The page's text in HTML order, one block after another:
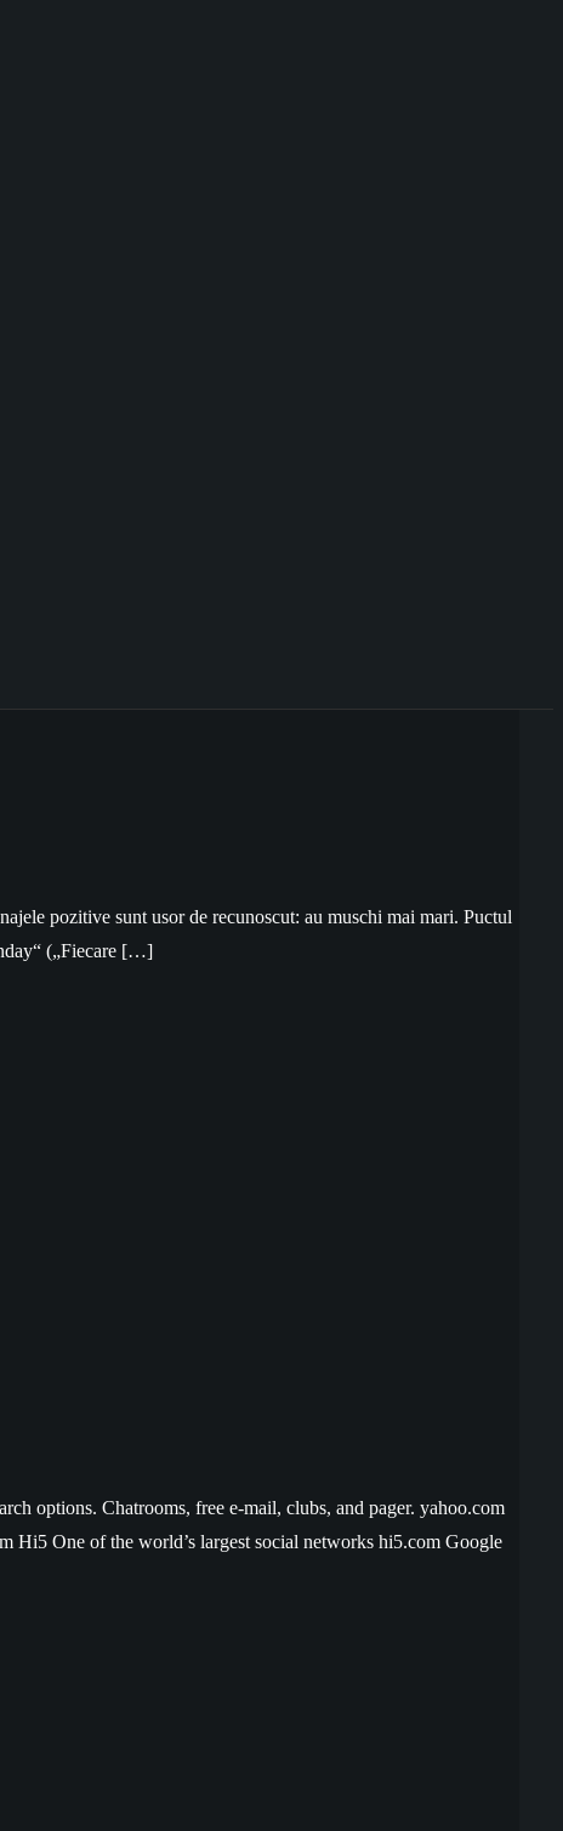
pozitive sunt usor de recunoscut: au muschi mai mari. Puctul
(„Fiecare […]
options. Chatrooms, free e-mail, clubs, and pager. yahoo.com
Hi5 One of the world’s largest social networks hi5.com Google